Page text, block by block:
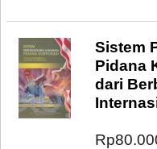
Sistem
Pidana
dari